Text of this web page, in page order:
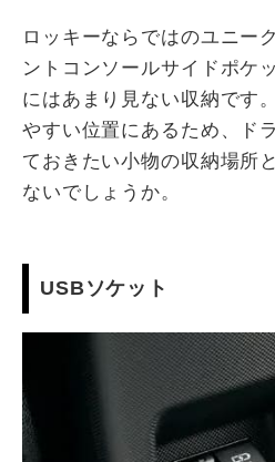
ロッキーならではのユニー
ントコンソールサイドポケ
にはあまり見ない収納です
やすい位置にあるため、ド
ておきたい小物の収納場所
ないでしょうか。
USBソケット